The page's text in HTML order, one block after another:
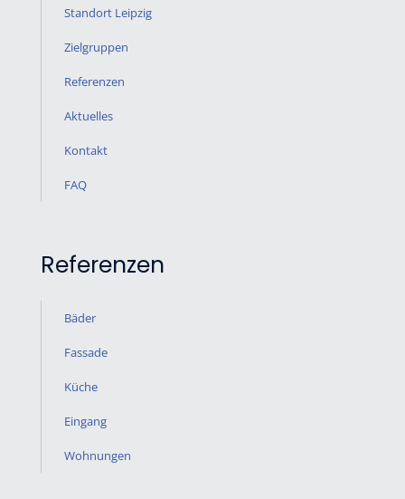
Standort Leipzig
Zielgruppen
Referenzen
Aktuelles
Kontakt
FAQ
Referenzen
Bäder
Fassade
Küche
Eingang
Wohnungen